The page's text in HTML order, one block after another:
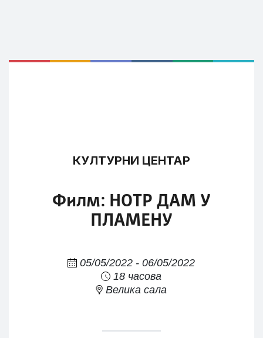
КУЛТУРНИ ЦЕНТАР
Филм: НОТР ДАМ У
ПЛАМЕНУ
05/05/2022 - 06/05/2022
18 часова
Велика сала